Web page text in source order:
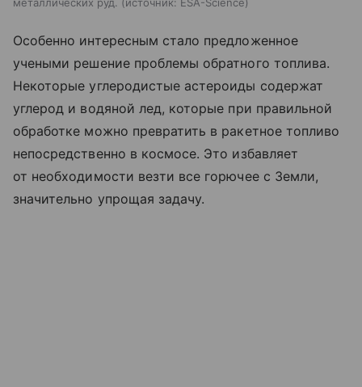
Особенно интересным стало предложенное
учеными решение проблемы обратного топлива.
Некоторые углеродистые астероиды содержат
углерод и водяной лед, которые при правильной
обработке можно превратить в ракетное топливо
непосредственно в космосе. Это избавляет
от необходимости везти все горючее с Земли,
значительно упрощая задачу.